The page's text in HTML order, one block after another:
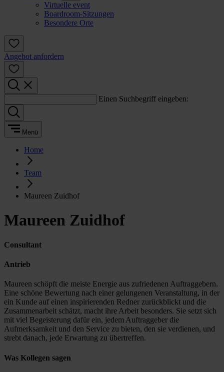
Virtuelle event
Boardroom-Sitzungen
Besondere Orte
Angebot anfordern
Einen Suchbegriff eingeben:
Menü
Home
Team
Maureen Zuidhof
Maureen Zuidhof
Consultant
Antrieb
Maureen schöpft die meiste Energie aus zufriedenen Auftraggebern.
Eine schöne Bewertung nach einer gelungenen Veranstaltung, in der
ein Kunde auf einen inspirierenden Redner zurückblickt und die
Zusammenarbeit schätzt, macht ihre Arbeit besonders. Sie setzt sich
mit viel Begeisterung dafür ein, jedem Auftraggeber die
Aufmerksamkeit und den Service zu bieten, den sie verdienen, und
strebt danach, jede Erwartung zu übertreffen.
Was Kollegen sagen